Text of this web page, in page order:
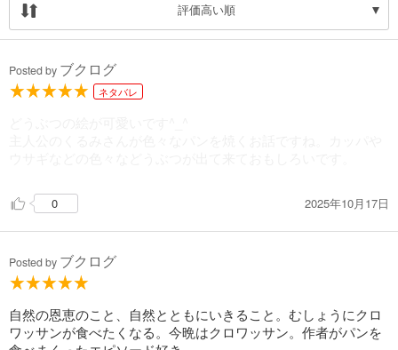
評価高い順
Posted by ブクログ
ネタバレ
0 2025年10月17日
Posted by ブクログ
自然の恩恵のこと、自然とともにいきること。むしょうにクロ
ワッサンが食べたくなる。今晩はクロワッサン。作者がパンを